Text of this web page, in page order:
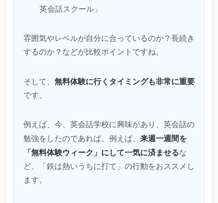
英会話スクール」
雰囲気やレベルが自分に合っているのか？長続き
するのか？などが比較ポイントですね。
そして、 無料体験に行くタイミングも非常に重要
です。
例えば、今、英会話学校に興味があり、英会話の
勉強をしたのであれば、例えば、 来週一週間を
「無料体験ウィーク」にして一気に済ませるな
ど、「鉄は熱いうちに打て」の行動をおススメし
ます。